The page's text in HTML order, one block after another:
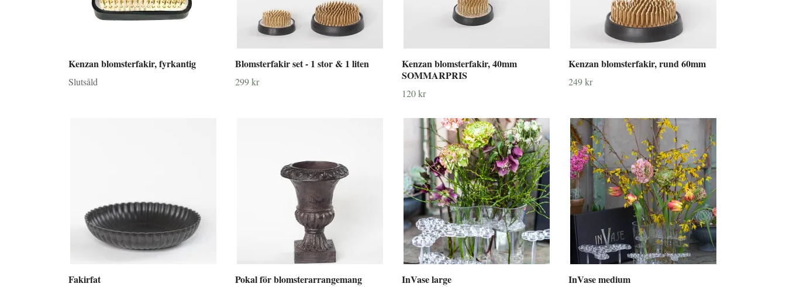
Kenzan blomsterfakir, fyrkantig
Slutsåld
Blomsterfakir set - 1 stor & 1 liten
299 kr
Kenzan blomsterfakir, 40mm
SOMMARPRIS
120 kr
Kenzan blomsterfakir, rund 60mm
249 kr
Fakirfat Pokal för blomsterarrangemang InVase large InVase medium